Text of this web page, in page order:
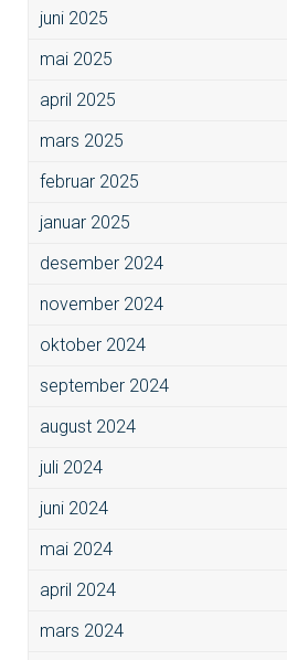
juni 2025
mai 2025
april 2025
mars 2025
februar 2025
januar 2025
desember 2024
november 2024
oktober 2024
september 2024
august 2024
juli 2024
juni 2024
mai 2024
april 2024
mars 2024